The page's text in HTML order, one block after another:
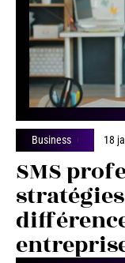
Business 18
SMS